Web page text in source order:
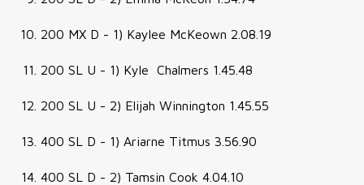
200 MX D - 1) Kaylee McKeown 2.08.19
200 SL U - 1) Kyle Chalmers 1.45.48
200 SL U - 2) Elijah Winnington 1.45.55
400 SL D - 1) Ariarne Titmus 3.56.90
400 SL D - 2) Tamsin Cook 4.04.10